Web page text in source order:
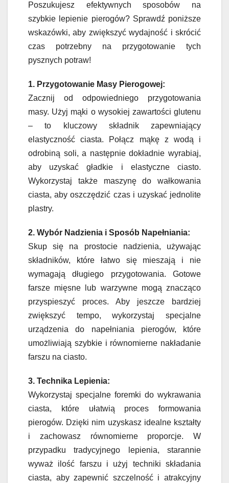
Poszukujesz efektywnych sposobów na
szybkie lepienie pierogów? Sprawdź poniższe
wskazówki, aby zwiększyć wydajność i skrócić
czas potrzebny na przygotowanie tych
pysznych potraw!
1. Przygotowanie Masy Pierogowej:
Zacznij od odpowiedniego przygotowania
masy. Użyj mąki o wysokiej zawartości glutenu
– to kluczowy składnik zapewniający
elastyczność ciasta. Połącz mąkę z wodą i
odrobiną soli, a następnie dokładnie wyrabiaj,
aby uzyskać gładkie i elastyczne ciasto.
Wykorzystaj także maszynę do wałkowania
ciasta, aby oszczędzić czas i uzyskać jednolite
plastry.
2. Wybór Nadzienia i Sposób Napełniania:
Skup się na prostocie nadzienia, używając
składników, które łatwo się mieszają i nie
wymagają długiego przygotowania. Gotowe
farsze mięsne lub warzywne mogą znacząco
przyspieszyć proces. Aby jeszcze bardziej
zwiększyć tempo, wykorzystaj specjalne
urządzenia do napełniania pierogów, które
umożliwiają szybkie i równomierne nakładanie
farszu na ciasto.
3. Technika Lepienia:
Wykorzystaj specjalne foremki do wykrawania
ciasta, które ułatwią proces formowania
pierogów. Dzięki nim uzyskasz idealne kształty
i zachowasz równomierne proporcje. W
przypadku tradycyjnego lepienia, starannie
wyważ ilość farszu i użyj techniki składania
ciasta, aby zapewnić szczelność i atrakcyjny